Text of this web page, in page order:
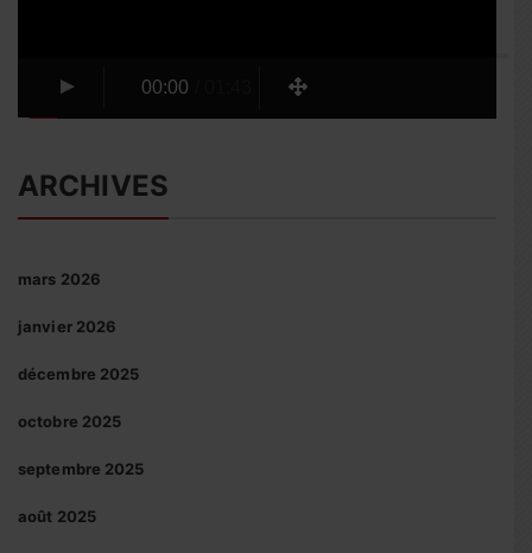
00:00
ARCHIVES
mars 2026
janvier 2026
décembre 2025
octobre 2025
septembre 2025
août 2025